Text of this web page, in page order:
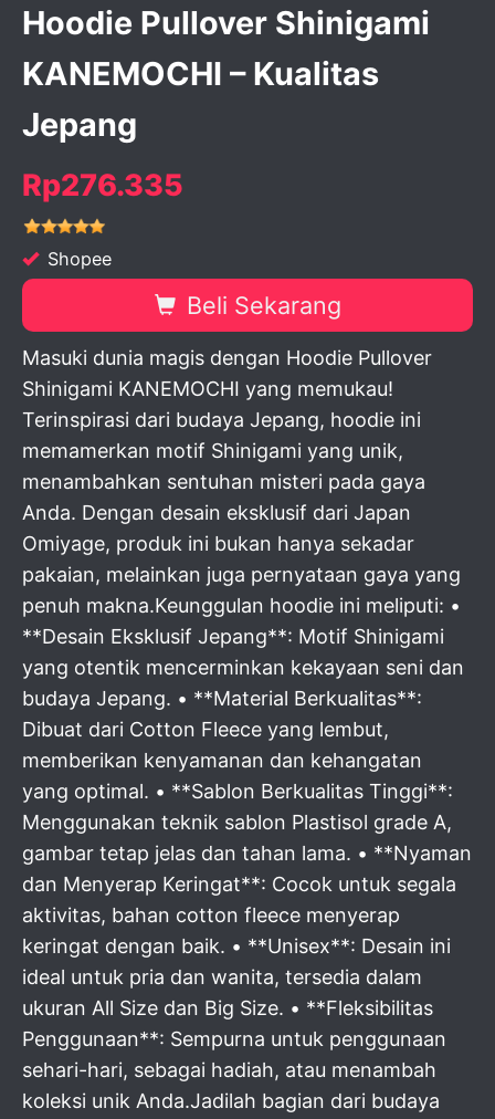
Hoodie Pullover Shinigami
KANEMOCHI – Kualitas
Jepang
Rp276.335
Shopee
Beli Sekarang
Masuki dunia magis dengan Hoodie Pullover
Shinigami KANEMOCHI yang memukau!
Terinspirasi dari budaya Jepang, hoodie ini
memamerkan motif Shinigami yang unik,
menambahkan sentuhan misteri pada gaya
Anda. Dengan desain eksklusif dari Japan
Omiyage, produk ini bukan hanya sekadar
pakaian, melainkan juga pernyataan gaya yang
penuh makna.Keunggulan hoodie ini meliputi: •
**Desain Eksklusif Jepang**: Motif Shinigami
yang otentik mencerminkan kekayaan seni dan
budaya Jepang. • **Material Berkualitas**:
Dibuat dari Cotton Fleece yang lembut,
memberikan kenyamanan dan kehangatan
yang optimal. • **Sablon Berkualitas Tinggi**:
Menggunakan teknik sablon Plastisol grade A,
gambar tetap jelas dan tahan lama. • **Nyaman
dan Menyerap Keringat**: Cocok untuk segala
aktivitas, bahan cotton fleece menyerap
keringat dengan baik. • **Unisex**: Desain ini
ideal untuk pria dan wanita, tersedia dalam
ukuran All Size dan Big Size. • **Fleksibilitas
Penggunaan**: Sempurna untuk penggunaan
sehari-hari, sebagai hadiah, atau menambah
koleksi unik Anda.Jadilah bagian dari budaya